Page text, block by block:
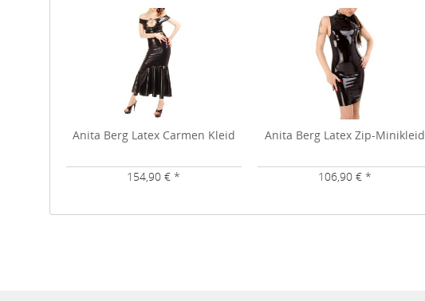
Anita Berg Latex Carmen Kleid
154,90 € *
Anita Berg Latex Zip-Minikleid
106,90 € *